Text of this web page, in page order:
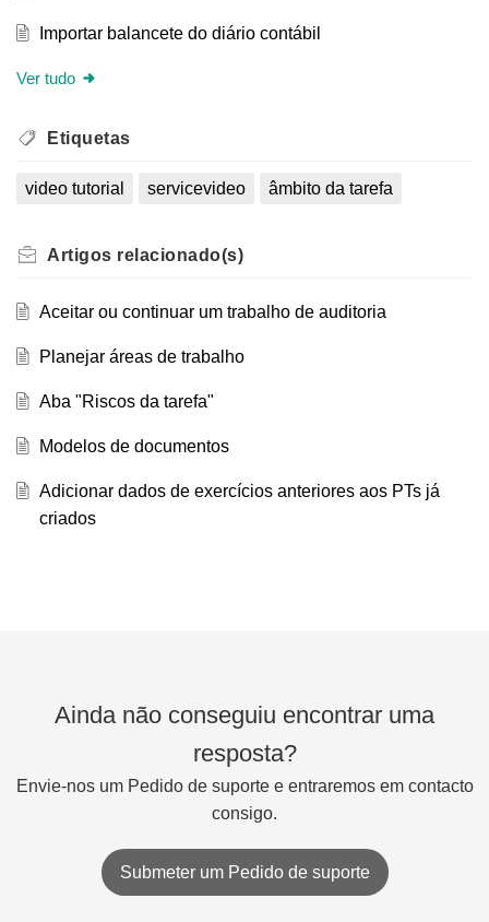
Importar balancete do diário contábil
Ver tudo
Etiquetas
video tutorial servicevideo âmbito da tarefa
Artigos relacionado(s)
Aceitar ou continuar um trabalho de auditoria
Planejar áreas de trabalho
Aba "Riscos da tarefa"
Modelos de documentos
Adicionar dados de exercícios anteriores aos PTs já
criados
Ainda não conseguiu encontrar uma
resposta?
Envie-nos um Pedido de suporte e entraremos em contacto
consigo.
Submeter um Pedido de suporte